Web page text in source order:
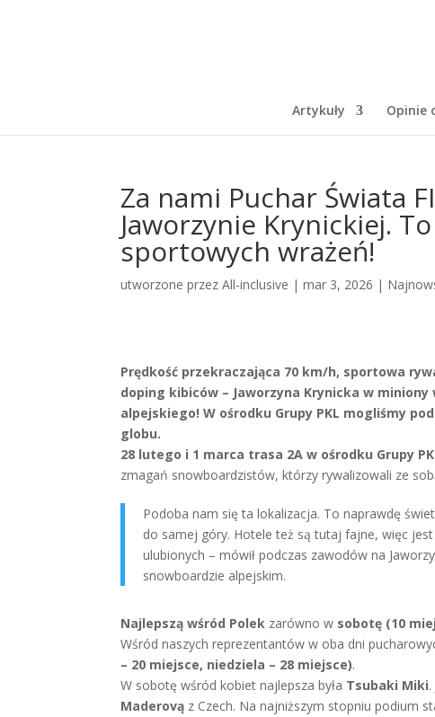
Artykuły Opinie
Za nami Puchar Świata
Jaworzynie Krynickiej.
sportowych wrażeń!
utworzone przezAll-inclusive |mar 3, 2026 |
Prędkość przekraczająca 70 km/h, sportowa
doping kibiców – Jaworzyna Krynicka w
alpejskiego! W ośrodku Grupy PKL mogliśmy
globu.
28 lutego i 1 marca trasa 2A w ośrodku Grupy
zmagań snowboardzistów, którzy rywalizowali ze
Podoba nam się ta lokalizacja. To naprawdę
do samej góry. Hotele też są tutaj fajne, więc
ulubionych – mówił podczas zawodów na
snowboardzie alpejskim.
Najlepszą wśród Polek zarówno w sobotę (10
Wśród naszych reprezentantów w oba dni
– 20 miejsce, niedziela – 28 miejsce).
W sobotę wśród kobiet najlepsza była Tsubaki Miki
Maderovą z Czech. Na najniższym stopniu podium